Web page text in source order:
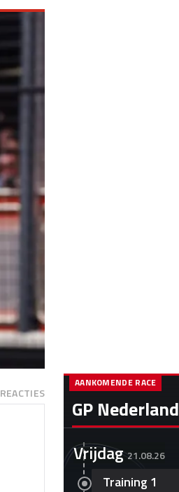
REACTIES
GP Nederland
AANKOMENDE RACE
Vrijdag 21.08.26
Training 1